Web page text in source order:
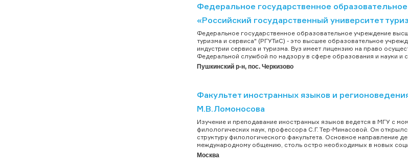
Федеральное государственное
«Российский государственный университет
Федеральное государственное образовательное учреждение
туризма и сервиса" (РГУТиС) - это высшее образовательное
индустрии сервиса и туризма. Вуз имеет лицензию на право
Федеральной службой по надзору в сфере образования и науки и
Пушкинский р-н, пос. Черкизово
Факультет иностранных языков и
М.В.Ломоносова
Изучение и преподавание иностранных языков ведется в МГУ с
филологических наук, профессора С.Г. Тер-Минасовой. Он
структуру филологического факультета. Основное направление
международному общению, столь остро необходимых в новых
Москва